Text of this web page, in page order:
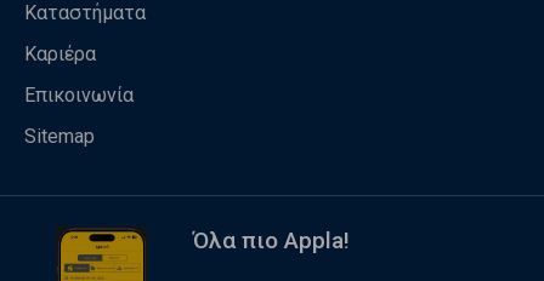
Καταστήματα
Καριέρα
Επικοινωνία
Sitemap
Όλα πιο Appla!